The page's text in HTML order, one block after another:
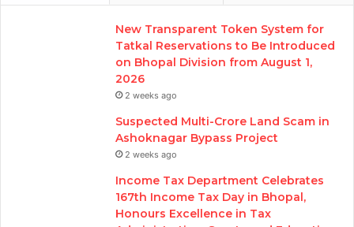
New Transparent Token System for
Tatkal Reservations to Be Introduced
on Bhopal Division from August 1,
2026
2 weeks ago
Suspected Multi-Crore Land Scam in
Ashoknagar Bypass Project
2 weeks ago
Income Tax Department Celebrates
167th Income Tax Day in Bhopal,
Honours Excellence in Tax